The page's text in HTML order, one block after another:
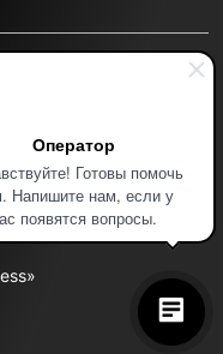
Оператор
Готовы помочь
Напишите нам, если у
появятся вопросы.